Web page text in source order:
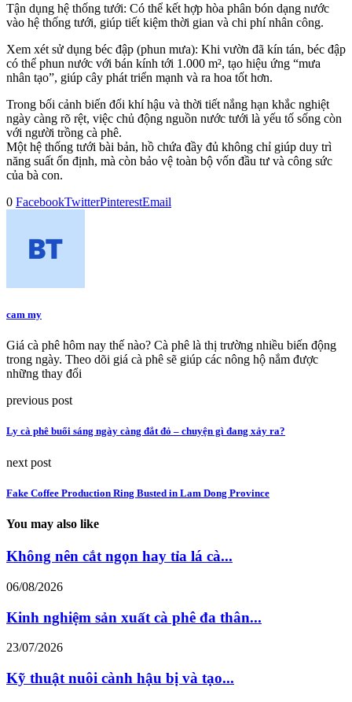
Tận dụng hệ thống tưới: Có thể kết hợp hòa phân bón dạng nước
vào hệ thống tưới, giúp tiết kiệm thời gian và chi phí nhân công.
Xem xét sử dụng béc đập (phun mưa): Khi vườn đã kín tán, béc đập
có thể phun nước với bán kính tới 1.000 m², tạo hiệu ứng “mưa
nhân tạo”, giúp cây phát triển mạnh và ra hoa tốt hơn.
Trong bối cảnh biến đổi khí hậu và thời tiết nắng hạn khắc nghiệt
ngày càng rõ rệt, việc chủ động nguồn nước tưới là yếu tố sống còn
với người trồng cà phê.
Một hệ thống tưới bài bản, hồ chứa đầy đủ không chỉ giúp duy trì
năng suất ổn định, mà còn bảo vệ toàn bộ vốn đầu tư và công sức
của bà con.
0 FacebookTwitterPinterestEmail
cam my
Giá cà phê hôm nay thế nào? Cà phê là thị trường nhiều biến động
trong ngày. Theo dõi giá cà phê sẽ giúp các nông hộ nắm được
những thay đổi
previous post
Ly cà phê buổi sáng ngày càng đắt đỏ – chuyện gì đang xảy ra?
next post
Fake Coffee Production Ring Busted in Lam Dong Province
You may also like
Không nên cắt ngọn hay tỉa lá cà...
06/08/2026
Kinh nghiệm sản xuất cà phê đa thân...
23/07/2026
Kỹ thuật nuôi cành hậu bị và tạo...